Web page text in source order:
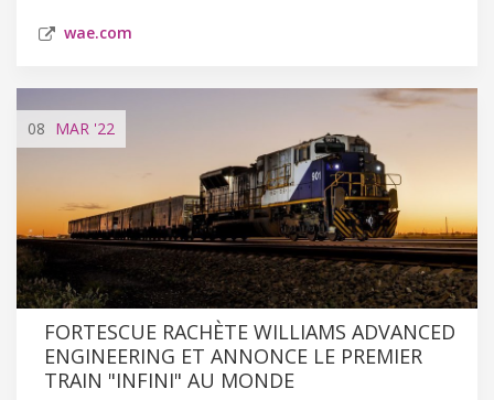
wae.com
08 MAR '22
FORTESCUE RACHÈTE WILLIAMS ADVANCED
ENGINEERING ET ANNONCE LE PREMIER
TRAIN "INFINI" AU MONDE